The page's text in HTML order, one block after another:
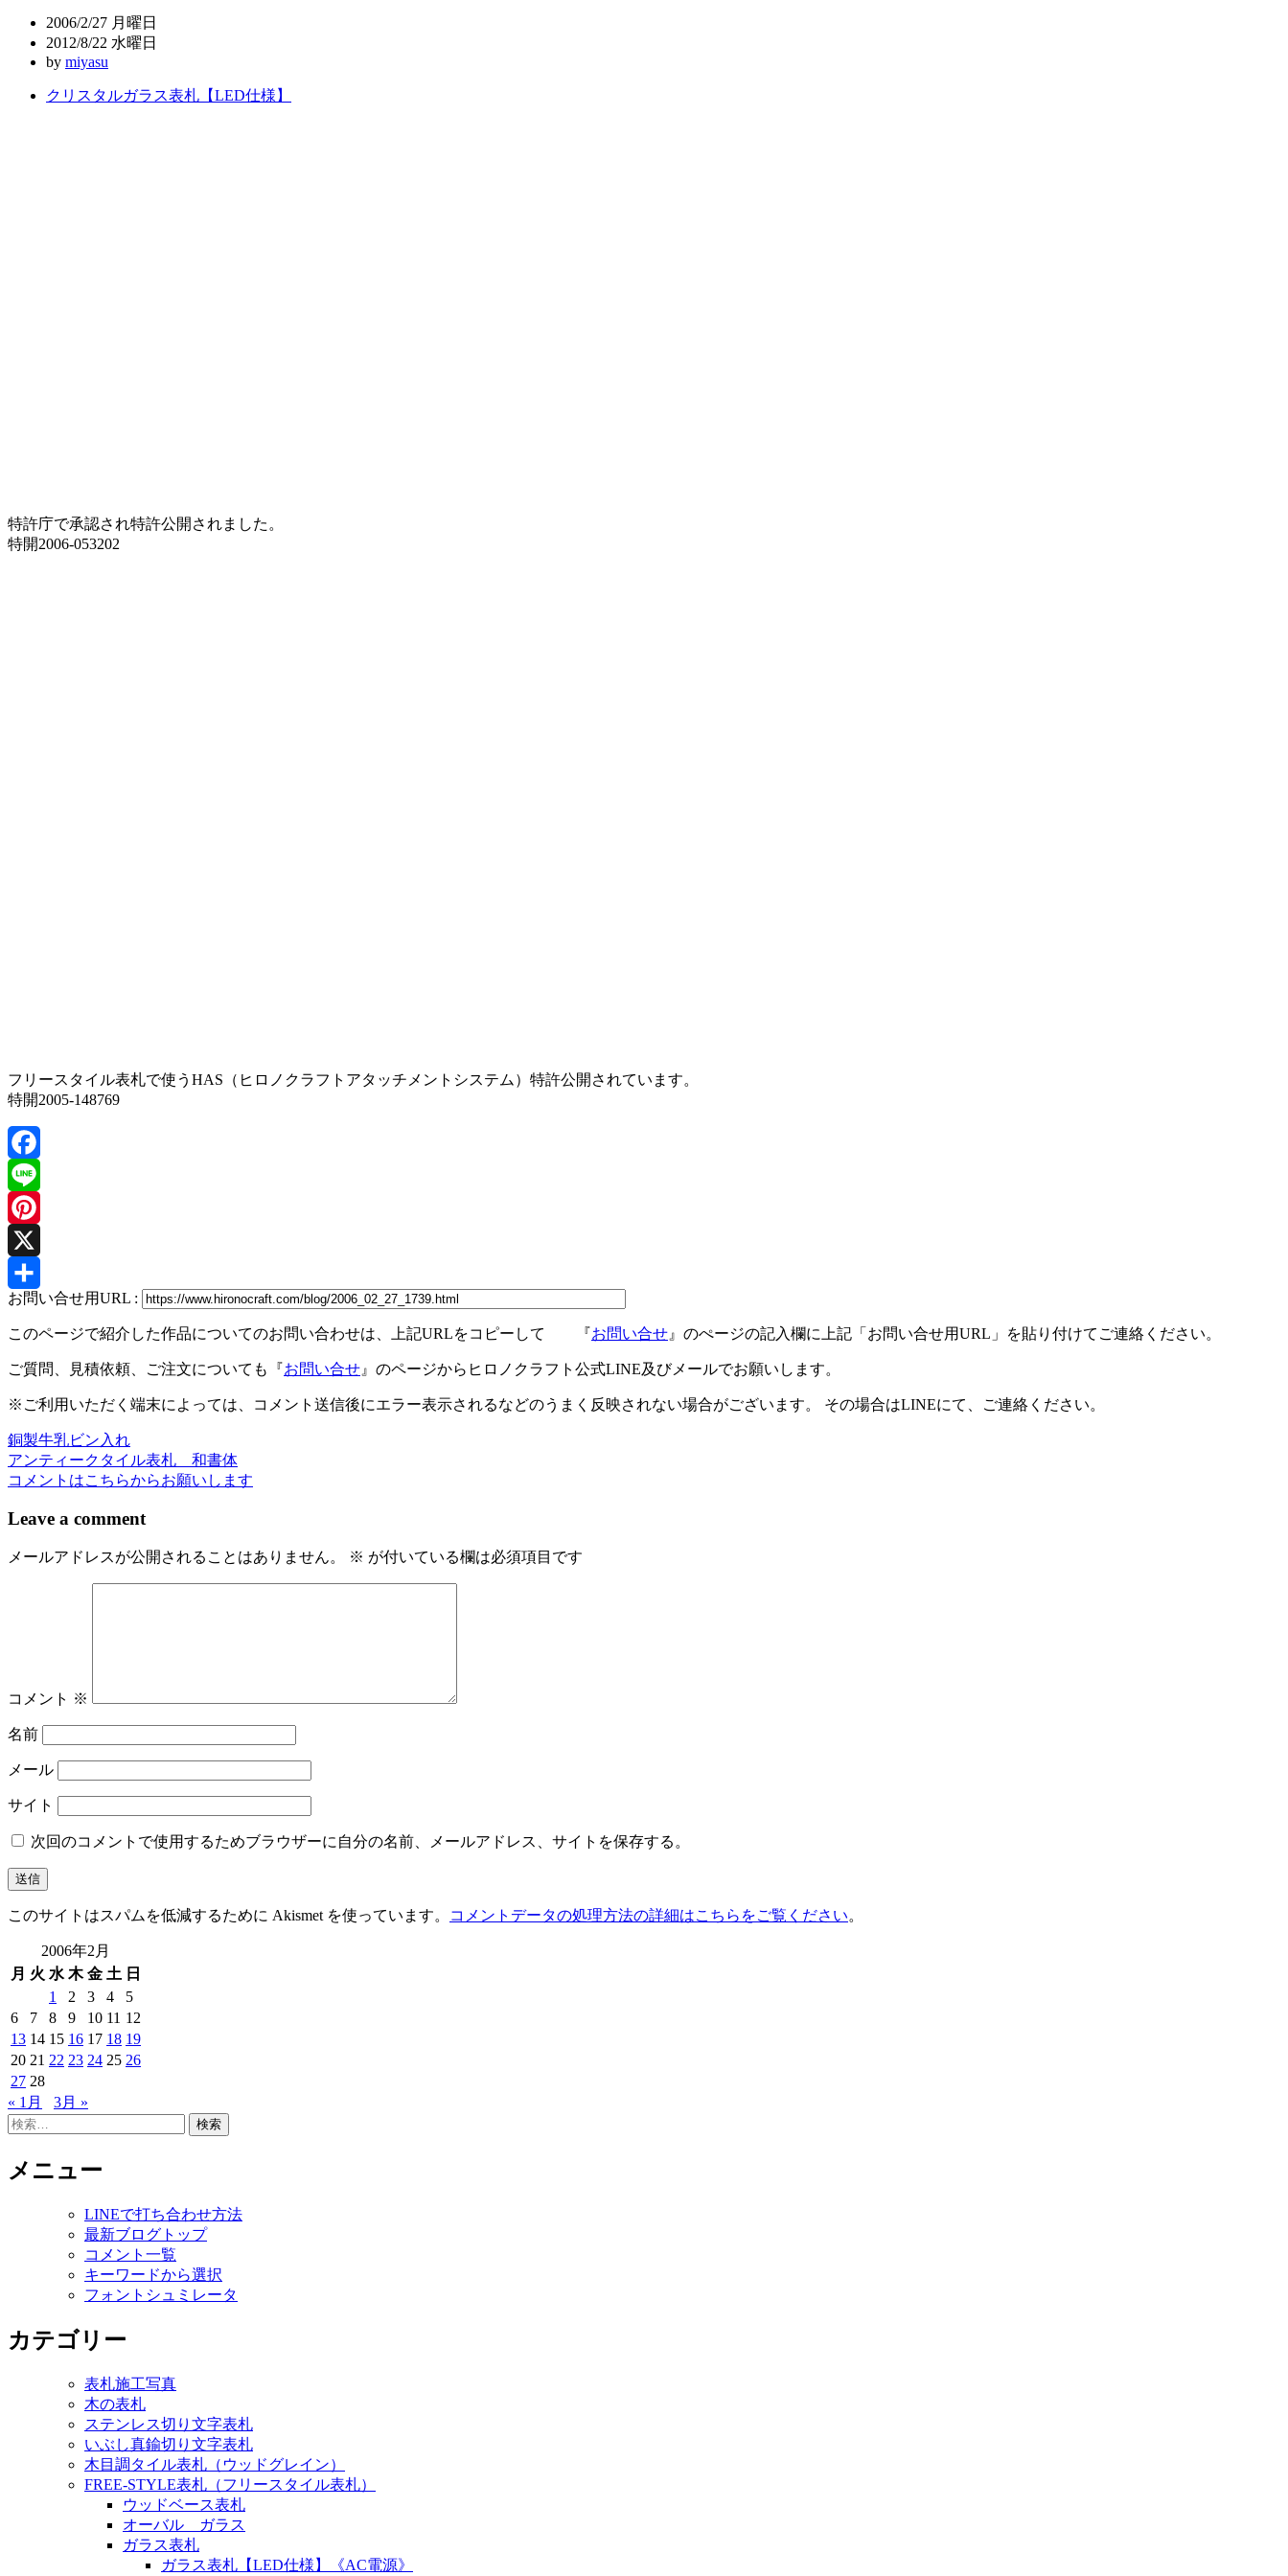
2006/2/27 月曜日
2012/8/22 水曜日
by miyasu
クリスタルガラス表札【LED仕様】
特許庁で承認され特許公開されました。
特開2006-053202
フリースタイル表札で使うHAS（ヒロノクラフトアタッチメントシステム）特許公開されています。
特開2005-148769
Facebook
Line
Pinterest
X
共
有
お問い合せ用URL :
このページで紹介した作品についてのお問い合わせは、上記URLをコピーして 『お問い合せ 』のぺージの記入欄に上記「お問い合せ用URL」を貼り付けてご連絡ください。
ご質問、見積依頼、ご注文についても『お問い合せ 』のページからヒロノクラフト公式LINE及びメールでお願いします。
※ご利用いただく端末によっては、コメント送信後にエラー表示されるなどのうまく反映されない場合がございます。 その場合はLINEにて、ご連絡ください。
投
稿
ナ
ゲ
ン
銅製牛乳ビン入れ
アンティークタイル表札 和書体
コメントはこちらからお願いします
Leave a comment
メールアドレスが公開されることはありません。 ※ が付いている欄は必須項目です
コメント ※
名前
メール
サイト
次回のコメントで使用するためブラウザーに自分の名前、メールアドレス、サイトを保存する。
このサイトはスパムを低減するために Akismet を使っています。 コメントデータの処理方法の詳細はこちらをご覧ください。
2006年2月
月 火 水 木 金 土 日
1
2 3 4
5
6
7 8 9 10 11 12
13 14 15 16 17 18 19
20 21 22 23 24 25 26
27 28
« 1月
3月 »
検
メニュー
LINEで打ち合わせ方法
最新ブログトップ
コメント一覧
キーワードから選択
フォントシュミレータ
カテゴリー
表札施工写真
木の表札
ステンレス切り文字表札
いぶし真鍮切り文字表札
木目調タイル表札（ウッドグレイン）
FREE-STYLE表札（フリースタイル表札）
ウッドベース表札
オーバル ガラス
ガラス表札
ガラス表札【LED仕様】《AC電源》